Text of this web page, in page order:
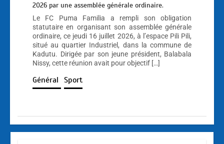
2026 par une assemblée générale ordinaire.
Le FC Puma Familia a rempli son obligation
statutaire en organisant son assemblée générale
ordinaire, ce jeudi 16 juillet 2026, à l’espace Pili Pili,
situé au quartier Industriel, dans la commune de
Kadutu. Dirigée par son jeune président, Balabala
Nissy, cette réunion avait pour objectif […]
Général Sport